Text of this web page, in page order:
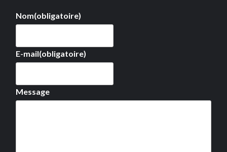
Nom(obligatoire)
E-mail(obligatoire)
Message